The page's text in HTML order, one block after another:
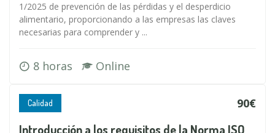
1/2025 de prevención de las pérdidas y el desperdicio
alimentario, proporcionando a las empresas las claves
necesarias para comprender y ...
8 horas Online
Calidad 90€
Introducción a los requisitos de la Norma ISO